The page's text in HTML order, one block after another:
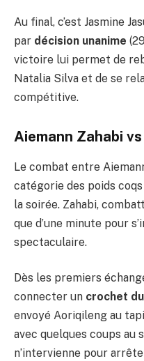
Au final, c’est Jasmine
par décision unanime
victoire lui permet de
Natalia Silva et de se
compétitive.
Aiemann Zahabi
Le combat entre
catégorie des poids
la soirée. Zahabi,
que d’une minute pour
spectaculaire.
Dès les premiers
connecter un crochet
envoyé Aoriqileng au
avec quelques coups au
n’intervienne pour